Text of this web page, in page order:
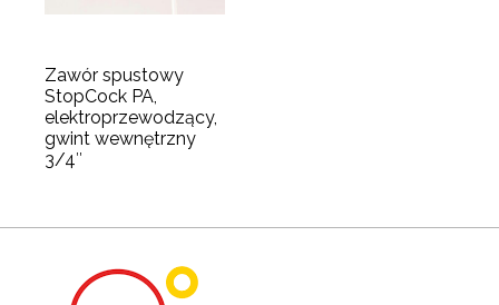
Zawór spustowy
StopCock PA,
elektroprzewodzący,
gwint wewnętrzny
3/4″